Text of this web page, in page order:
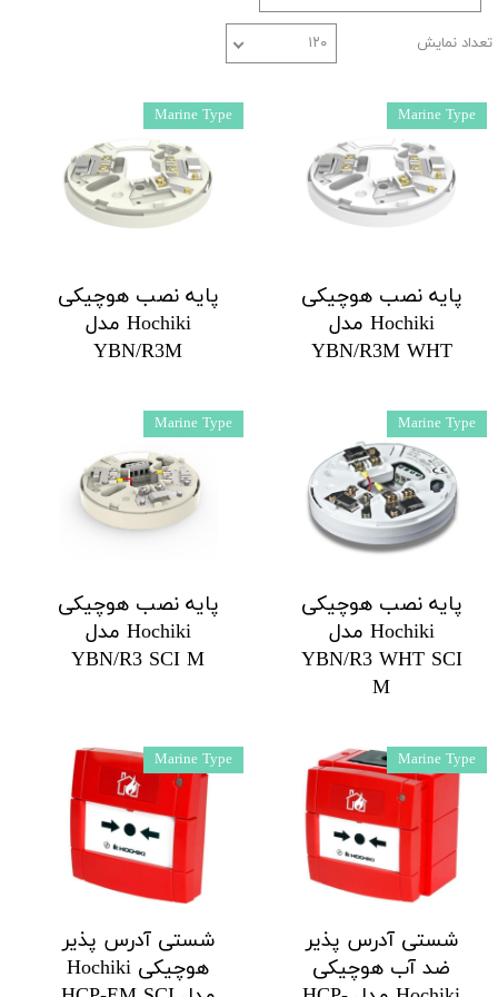
تعداد نمایش ۱۲۰
پایه نصب هوچیکی
Hochiki مدل
YBN/R3M WHT
Marine Type
پایه نصب هوچیکی
Hochiki مدل
YBN/R3M
Marine Type
پایه نصب هوچیکی
Hochiki مدل
YBN/R3 WHT SCI
M
Marine Type
پایه نصب هوچیکی
Hochiki مدل
YBN/R3 SCI M
Marine Type
شستی آدرس پذیر
ضد آب هوچیکی
Marine Type
شستی آدرس پذیر
هوچیکی Hochiki
Marine Type